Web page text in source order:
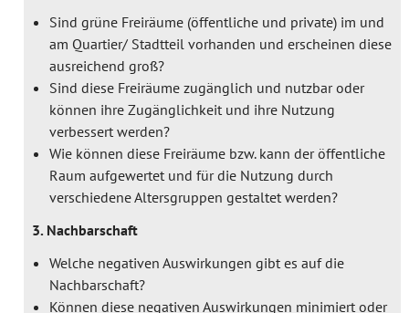
Sind grüne Freiräume (öffentliche und private) im und
am Quartier/ Stadtteil vorhanden und erscheinen diese
ausreichend groß?
Sind diese Freiräume zugänglich und nutzbar oder
können ihre Zugänglichkeit und ihre Nutzung
verbessert werden?
Wie können diese Freiräume bzw. kann der öffentliche
Raum aufgewertet und für die Nutzung durch
verschiedene Altersgruppen gestaltet werden?
3. Nachbarschaft
Welche negativen Auswirkungen gibt es auf die
Nachbarschaft?
Können diese negativen Auswirkungen minimiert oder